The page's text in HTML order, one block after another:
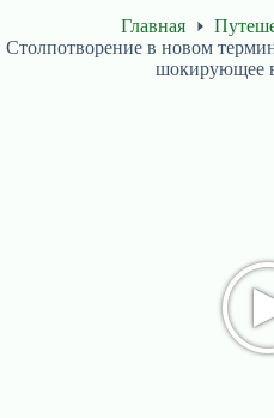
Главная
Столпотворение в новом
шокирующее